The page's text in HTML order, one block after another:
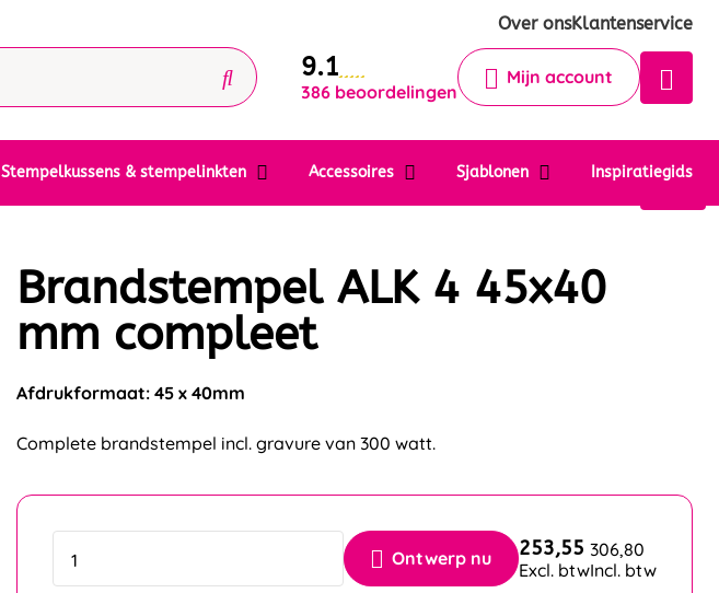
Over onsKlantenservice
9.1
386 beoordelingen
Mijn account
Stempelkussens & stempelinkten Accessoires Sjablonen Inspiratiegids
Krijg een antwoord op uw vraag
Chat 24/7 met onze chatbot voor
Contact
Brandstempel ALK 4 45x40
mm compleet
Afdrukformaat: 45 x 40mm
Complete brandstempel incl. gravure van 300 watt.
Ontwerp nu 253,55
Excl. btw
306,80
Incl. btw